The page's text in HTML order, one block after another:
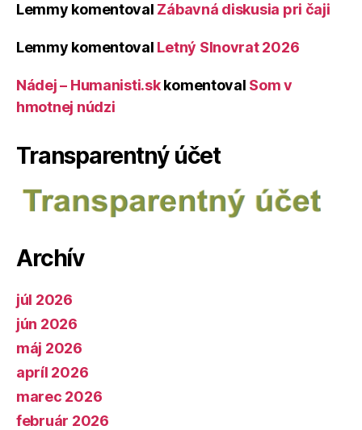
Lemmy komentoval Zábavná diskusia pri čaji
Lemmy komentoval Letný Slnovrat 2026
Nádej – Humanisti.skkomentoval Som v
hmotnej núdzi
Transparentný účet
Archív
júl 2026
jún 2026
máj 2026
apríl 2026
marec 2026
február 2026